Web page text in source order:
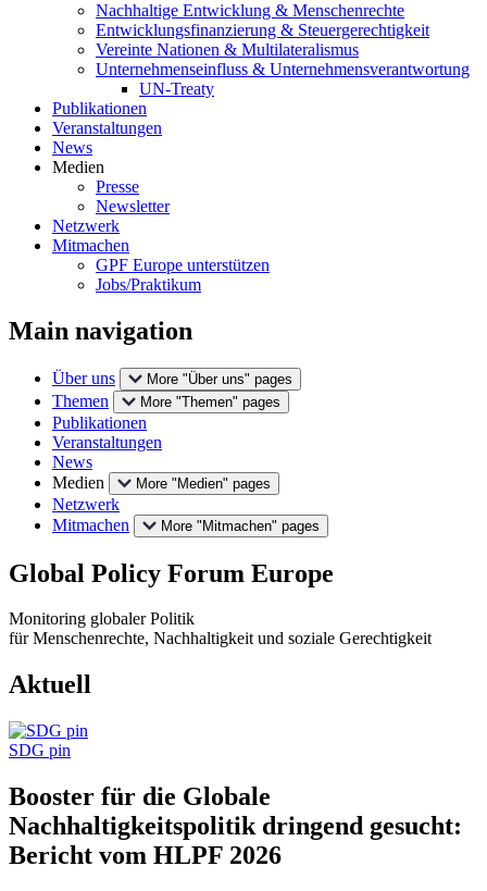
Nachhaltige Entwicklung & Menschenrechte
Entwicklungsfinanzierung & Steuergerechtigkeit
Vereinte Nationen & Multilateralismus
Unternehmenseinfluss & Unternehmensverantwortung
UN-Treaty
Publikationen
Veranstaltungen
News
Medien
Presse
Newsletter
Netzwerk
Mitmachen
GPF Europe unterstützen
Jobs/Praktikum
Main navigation
Über uns More "Über uns" pages
Themen More "Themen" pages
Publikationen
Veranstaltungen
News
Medien
More "Medien" pages
Netzwerk
Mitmachen
More "Mitmachen" pages
Global Policy Forum Europe
Monitoring globaler Politik
für Menschenrechte, Nachhaltigkeit und soziale Gerechtigkeit
Aktuell
SDG pin
Booster für die Globale
Nachhaltigkeitspolitik dringend gesucht:
Bericht vom HLPF 2026